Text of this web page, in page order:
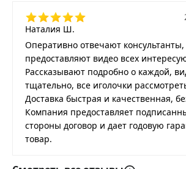
Наталия Ш.
Оперативно отвечают консультанты,
предоставляют видео всех
Рассказывают подробно о каждой,
тщательно, все иголочки
Доставка быстрая и качественная,
Компания предоставляет
стороны договор и дает годовую
товар.